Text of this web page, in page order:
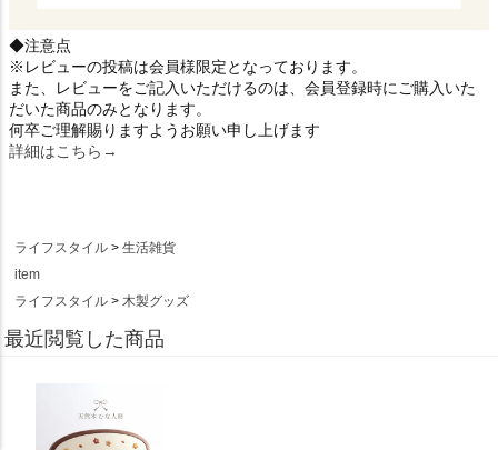
◆注意点
※レビューの投稿は会員様限定となっております。
また、レビューをご記入いただけるのは、会員登録時にご購入いた
だいた商品のみとなります。
何卒ご理解賜りますようお願い申し上げます
詳細はこちら→
ライフスタイル
生活雑貨
item
ライフスタイル
木製グッズ
最近閲覧した商品